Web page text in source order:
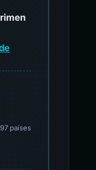
oficiales de
países